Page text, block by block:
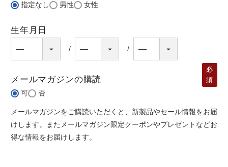
指定なし 男性 女性
生年月日
メールマガジンの購読
必
須
可 否
メールマガジンをご購読いただくと、新製品やセール情報をお届
けします。またメールマガジン限定クーポンやプレゼントなどお
得な情報をお届けします。